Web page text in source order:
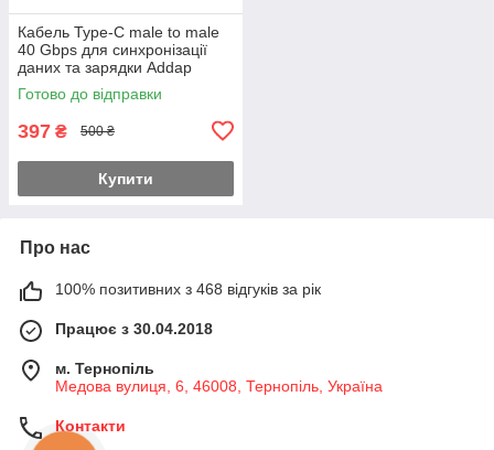
Кабель Type-C male to male
40 Gbps для синхронізації
даних та зарядки Addap
UC2UC-01, 100Вт, USB 4.0
Готово до відправки
397 ₴ 500 ₴
Купити
Про нас
100% позитивних з 468 відгуків за рік
Працює з 30.04.2018
м. Тернопіль
Медова вулиця, 6, 46008, Тернопіль, Україна
Контакти